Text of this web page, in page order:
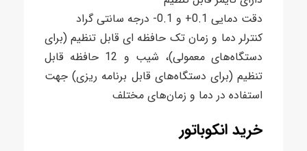
دقت دمایی 0.1+ و 0.1- درجه سانتی گراد
کنترلر دما و زمان تک حافظه ای قابل تنظیم (برای
دستگاه‌های معمولی)، شیب و 12 حافظه قابل
تنظیم (برای دستگاه‌های قابل برنامه ریزی) جهت
استفاده در دما و زمان‌های مختلف
خرید انکوباتور